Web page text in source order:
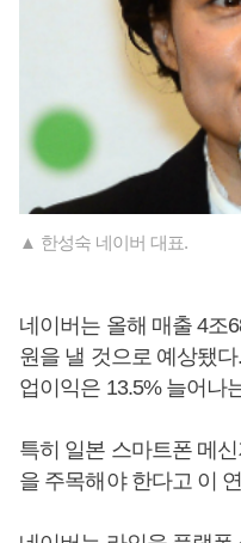
▲ 한성숙 네이버 대표.
네이버는 올해 매출 4조
원을 낼 것으로 예상됐
업이익은 13.5% 늘어나
특히 일본 스마트폰 메
을 주목해야 한다고 이